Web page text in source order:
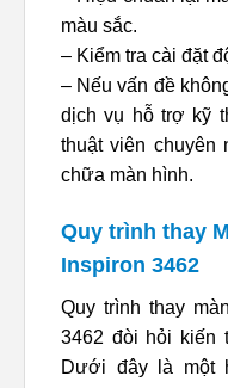
màu sắc.
– Kiểm tra cài đặt
– Nếu vấn đề
dịch vụ hỗ trợ kỹ
thuật viên chuyên
chữa màn hình.
Quy trình thay
Inspiron 3462
Quy trình thay
3462 đòi hỏi kiến
Dưới đây là một